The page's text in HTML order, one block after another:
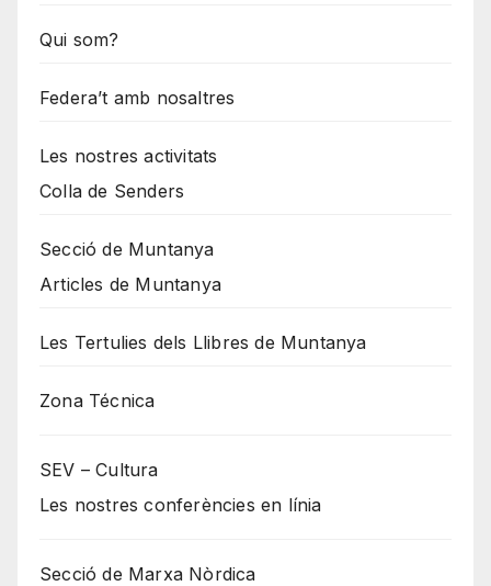
Qui som?
Federa’t amb nosaltres
Les nostres activitats
Colla de Senders
Secció de Muntanya
Articles de Muntanya
Les Tertulies dels Llibres de Muntanya
Zona Técnica
SEV – Cultura
Les nostres conferències en línia
Secció de Marxa Nòrdica